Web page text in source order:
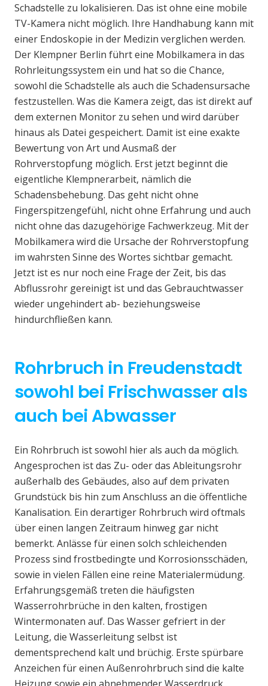
Schadstelle zu lokalisieren. Das ist ohne eine mobile
TV-Kamera nicht möglich. Ihre Handhabung kann mit
einer Endoskopie in der Medizin verglichen werden.
Der Klempner Berlin führt eine Mobilkamera in das
Rohrleitungssystem ein und hat so die Chance,
sowohl die Schadstelle als auch die Schadensursache
festzustellen. Was die Kamera zeigt, das ist direkt auf
dem externen Monitor zu sehen und wird darüber
hinaus als Datei gespeichert. Damit ist eine exakte
Bewertung von Art und Ausmaß der
Rohrverstopfung möglich. Erst jetzt beginnt die
eigentliche Klempnerarbeit, nämlich die
Schadensbehebung. Das geht nicht ohne
Fingerspitzengefühl, nicht ohne Erfahrung und auch
nicht ohne das dazugehörige Fachwerkzeug. Mit der
Mobilkamera wird die Ursache der Rohrverstopfung
im wahrsten Sinne des Wortes sichtbar gemacht.
Jetzt ist es nur noch eine Frage der Zeit, bis das
Abflussrohr gereinigt ist und das Gebrauchtwasser
wieder ungehindert ab- beziehungsweise
hindurchfließen kann.
Rohrbruch in Freudenstadt
sowohl bei Frischwasser als
auch bei Abwasser
Ein Rohrbruch ist sowohl hier als auch da möglich.
Angesprochen ist das Zu- oder das Ableitungsrohr
außerhalb des Gebäudes, also auf dem privaten
Grundstück bis hin zum Anschluss an die öffentliche
Kanalisation. Ein derartiger Rohrbruch wird oftmals
über einen langen Zeitraum hinweg gar nicht
bemerkt. Anlässe für einen solch schleichenden
Prozess sind frostbedingte und Korrosionsschäden,
sowie in vielen Fällen eine reine Materialermüdung.
Erfahrungsgemäß treten die häufigsten
Wasserrohrbrüche in den kalten, frostigen
Wintermonaten auf. Das Wasser gefriert in der
Leitung, die Wasserleitung selbst ist
dementsprechend kalt und brüchig. Erste spürbare
Anzeichen für einen Außenrohrbruch sind die kalte